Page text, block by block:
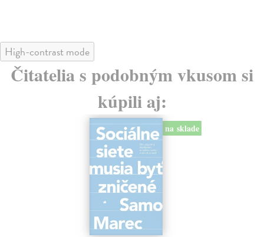
High-contrast mode
Čitatelia s podobným vkusom si
kúpili aj:
na sklade